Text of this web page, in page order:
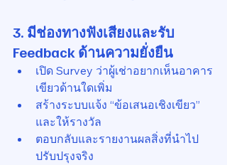
3. มีช่องทางฟังเสียงและรับ
Feedback ด้านความยั่งยืน
เปิด Survey ว่าผู้เช่าอยากเห็นอาคาร
เขียวด้านใดเพิ่ม
สร้างระบบแจ้ง “ข้อเสนอเชิงเขียว”
และให้รางวัล
ตอบกลับและรายงานผลสิ่งที่นำไป
ปรับปรุงจริง